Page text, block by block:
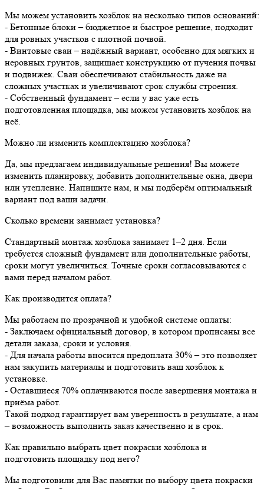
Мы можем установить хозблок на несколько типов оснований:
- Бетонные блоки – бюджетное и быстрое решение, подходит
для ровных участков с плотной почвой.
- Винтовые сваи – надёжный вариант, особенно для мягких и
неровных грунтов, защищает конструкцию от пучения почвы
и подвижек. Сваи обеспечивают стабильность даже на
сложных участках и увеличивают срок службы строения.
- Собственный фундамент – если у вас уже есть
подготовленная площадка, мы можем установить хозблок на
неё.
Можно ли изменить комплектацию хозблока?
Да, мы предлагаем индивидуальные решения! Вы можете
изменить планировку, добавить дополнительные окна, двери
или утепление. Напишите нам, и мы подберём оптимальный
вариант под ваши задачи.
Сколько времени занимает установка?
Стандартный монтаж хозблока занимает 1–2 дня. Если
требуется сложный фундамент или дополнительные работы,
сроки могут увеличиться. Точные сроки согласовываются с
вами перед началом работ.
Как производится оплата?
Мы работаем по прозрачной и удобной системе оплаты:
- Заключаем официальный договор, в котором прописаны все
детали заказа, сроки и условия.
- Для начала работы вносится предоплата 30% – это позволяет
нам закупить материалы и подготовить ваш хозблок к
установке.
- Оставшиеся 70% оплачиваются после завершения монтажа и
приёма работ.
Такой подход гарантирует вам уверенность в результате, а нам
– возможность выполнить заказ качественно и в срок.
Как правильно выбрать цвет покраски хозблока и
подготовить площадку под него?
Мы подготовили для Вас памятки по выбору цвета покраски